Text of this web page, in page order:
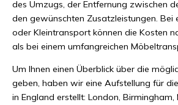
des Umzugs, der Entfernung zwischen
den gewünschten Zusatzleistungen. Bei
oder Kleintransport können die Kosten
als bei einem umfangreichen
Um Ihnen einen Überblick über die
geben, haben wir eine Aufstellung für
in England erstellt: London, Birmingham,